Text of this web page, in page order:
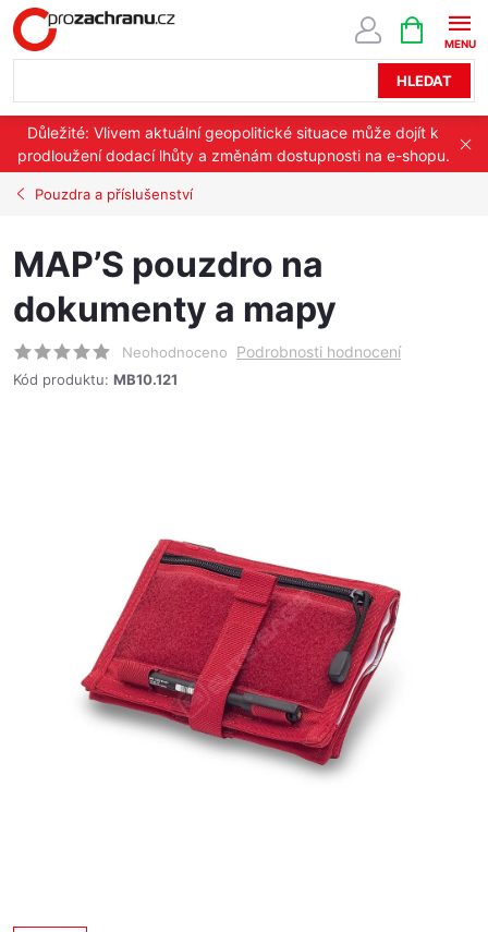
Přejít
na
HLEDAT
NÁKUPNÍ
KOŠÍK
Důležité: Vlivem aktuální geopolitické situace může dojít k
prodloužení dodací lhůty a změnám dostupnosti na e-shopu.
Pouzdra a příslušenství
MAP’S pouzdro na
dokumenty a mapy
Neohodnoceno Podrobnosti hodnocení
Kód produktu: MB10.121